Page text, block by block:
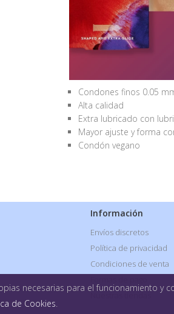
Condones finos 0.05
Alta calidad
Extra lubricado con
Mayor ajuste y forma
Condón vegano
Información
Envíos discretos
Política de privacidad
Condiciones de venta
necesarias para el funcionamiento y
de Cookies.